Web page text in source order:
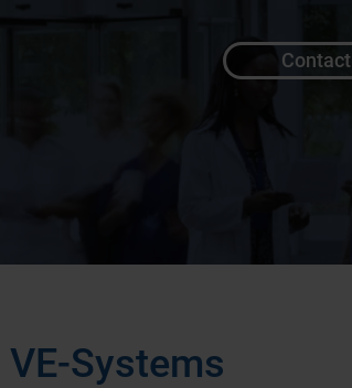
Contact
Systems